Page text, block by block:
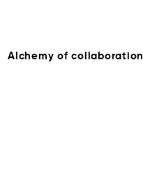
Alchemy of collaboration